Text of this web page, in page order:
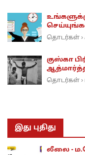
தொடர்கள் ›
குஸ்கா
தொடர்கள் ›
இது புதிது
லீலை -